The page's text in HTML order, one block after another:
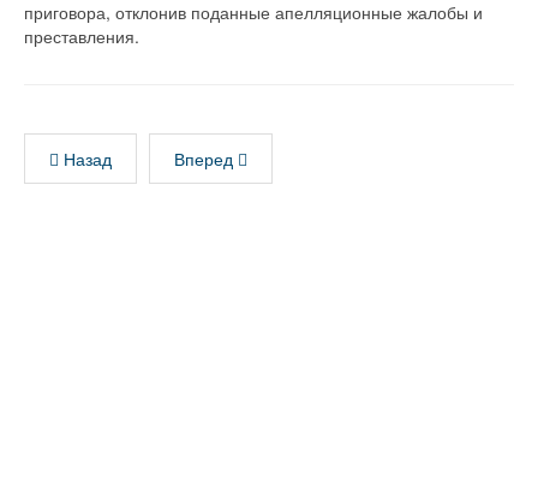
приговора, отклонив поданные апелляционные жалобы и
преставления.
Назад Вперед